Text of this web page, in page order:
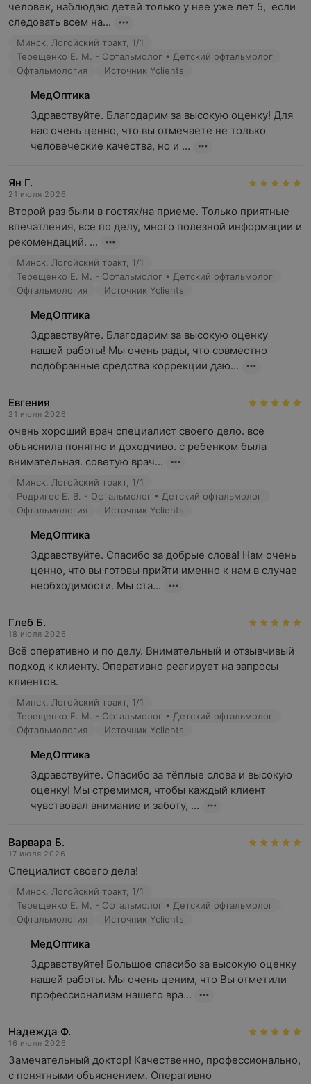
человек, наблюдаю детей только у нее уже лет 5,  если
следовать всем на...
Минск, Логойский тракт, 1/1
Терещенко Е. М. - Офтальмолог • Детский офтальмолог
Офтальмология
Источник Yclients
МедОптика
Здравствуйте. Благодарим за высокую оценку! Для
нас очень ценно, что вы отмечаете не только
человеческие качества, но и ...
Ян Г.
21 июля 2026
Второй раз были в гостях/на приеме. Только приятные
впечатления, все по делу, много полезной информации и
рекомендаций. ...
Минск, Логойский тракт, 1/1
Терещенко Е. М. - Офтальмолог • Детский офтальмолог
Офтальмология
Источник Yclients
МедОптика
Здравствуйте. Благодарим за высокую оценку
нашей работы! Мы очень рады, что совместно
подобранные средства коррекции даю...
Евгения
21 июля 2026
очень хороший врач специалист своего дело. все
объяснила понятно и доходчиво. с ребенком была
внимательная. советую врач...
Минск, Логойский тракт, 1/1
Родригес Е. В. - Офтальмолог • Детский офтальмолог
Офтальмология
Источник Yclients
МедОптика
Здравствуйте. Спасибо за добрые слова! Нам очень
ценно, что вы готовы прийти именно к нам в случае
необходимости. Мы ста...
Глеб Б.
18 июля 2026
Всё оперативно и по делу. Внимательный и отзывчивый
подход к клиенту. Оперативно реагирует на запросы
клиентов.
Минск, Логойский тракт, 1/1
Терещенко Е. М. - Офтальмолог • Детский офтальмолог
Офтальмология
Источник Yclients
МедОптика
Здравствуйте. Спасибо за тёплые слова и высокую
оценку! Мы стремимся, чтобы каждый клиент
чувствовал внимание и заботу, ...
Варвара Б.
17 июля 2026
Специалист своего дела!
Минск, Логойский тракт, 1/1
Терещенко Е. М. - Офтальмолог • Детский офтальмолог
Офтальмология
Источник Yclients
МедОптика
Здравствуйте! Большое спасибо за высокую оценку
нашей работы. Мы очень ценим, что Вы отметили
профессионализм нашего вра...
Надежда Ф.
16 июля 2026
Замечательный доктор! Качественно, профессионально,
с понятными объяснением. Оперативно